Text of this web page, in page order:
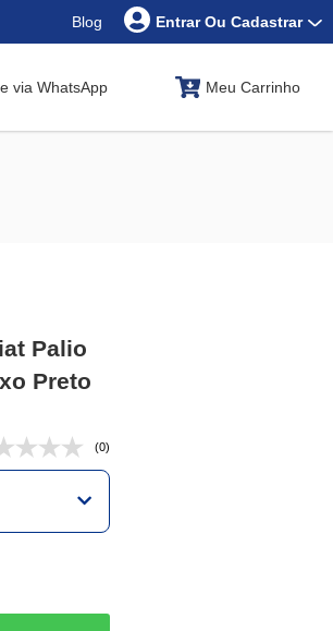
Blog Entrar Ou Cadastrar
via WhatsApp Meu Carrinho
Palio
Preto
(0)